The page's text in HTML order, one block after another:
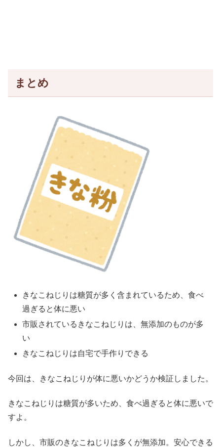
まとめ
きなこねじりは糖質が多く含まれているため、食べ
過ぎると体に悪い
市販されているきなこねじりは、無添加のものが多
い
きなこねじりは自宅で手作りできる
今回は、きなこねじりが体に悪いかどうか検証しました。
きなこねじりは糖質が多いため、食べ過ぎると体に悪いで
すよ。
しかし、市販のきなこねじりは多くが無添加。安心できる